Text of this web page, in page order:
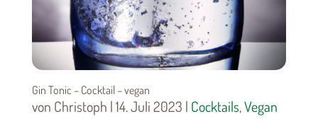
Gin Tonic – Cocktail – vegan
von Christoph | 14. Juli 2023 | Cocktails,Vegan